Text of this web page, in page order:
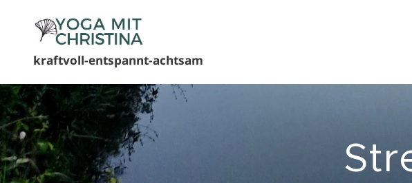
kraftvoll-entspannt-achtsam